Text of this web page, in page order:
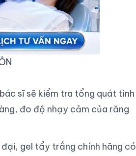
sĩ sẽ kiểm tra tổng quát tình
đo độ nhạy cảm của răng
gel tẩy trắng chính hãng có